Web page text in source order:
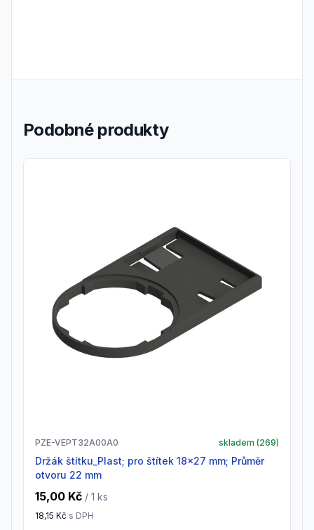
Podobné produkty
PZE-VEPT32A00A0 skladem (269)
Držák štítku_Plast; pro štítek 18x27 mm; Průměr
otvoru 22 mm
15,00 Kč / 1 ks
18,15 Kč s DPH